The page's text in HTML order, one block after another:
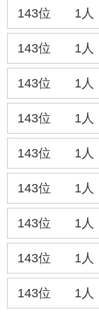
143位 1人
143位 1人
143位 1人
143位 1人
143位 1人
143位 1人
143位 1人
143位 1人
143位 1人